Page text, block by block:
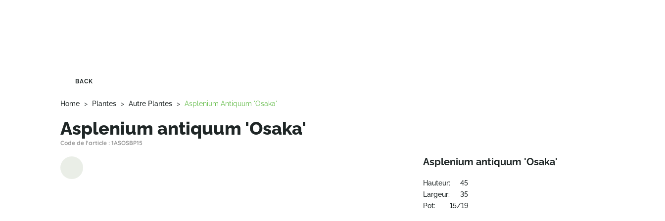
BACK
Home > Plantes > Autre Plantes > Asplenium Antiquum 'Osaka'
Asplenium antiquum 'Osaka'
Code de l'article : 1ASOSBP15
Asplenium antiquum 'Osaka'
Hauteur:
45
Largeur:
35
Pot:
15/19